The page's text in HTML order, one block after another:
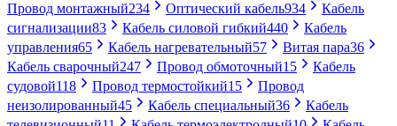
Провод монтажный234 Оптический кабель934
Кабель
сигнализации83 Кабель силовой гибкий440
Кабель
управления65 Кабель нагревательный57 Витая пара36
Кабель сварочный247 Провод обмоточный15
Кабель
судовой118 Провод термостойкий15
Провод
неизолированный45 Кабель специальный36
Кабель